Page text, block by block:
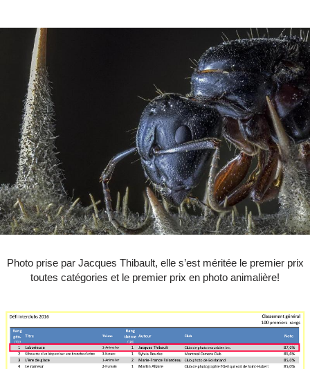
Photo prise par Jacques Thibault, elle s’est méritée le premier prix
toutes catégories et le premier prix en photo animalière!